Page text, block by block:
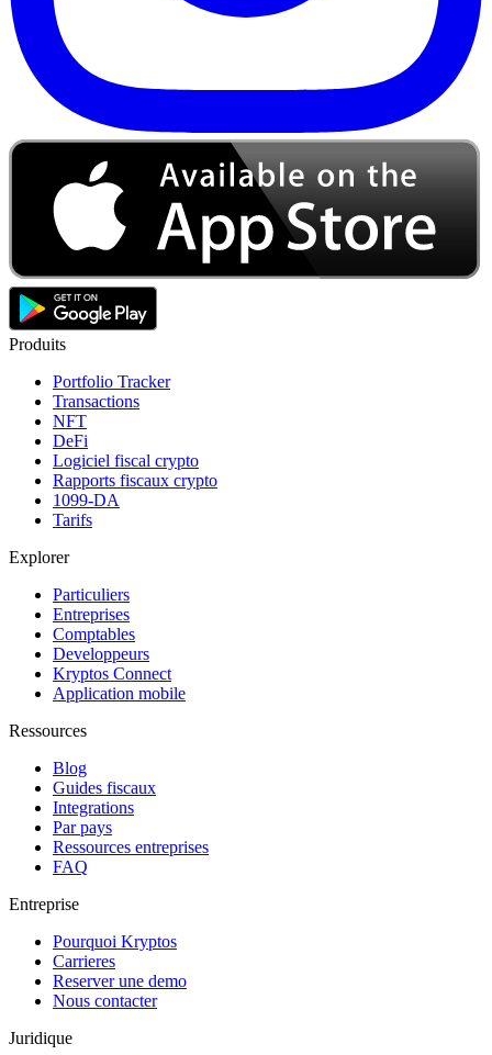
Produits
Portfolio Tracker
Transactions
NFT
DeFi
Logiciel fiscal crypto
Rapports fiscaux crypto
1099-DA
Tarifs
Explorer
Particuliers
Entreprises
Comptables
Developpeurs
Kryptos Connect
Application mobile
Ressources
Blog
Guides fiscaux
Integrations
Par pays
Ressources entreprises
FAQ
Entreprise
Pourquoi Kryptos
Carrieres
Reserver une demo
Nous contacter
Juridique